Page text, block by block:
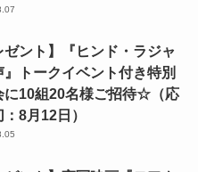
ゼント】『ヒンド・ラジャ
』トークイベント付き特別
に10組20名様ご招待☆（応
8月12日）